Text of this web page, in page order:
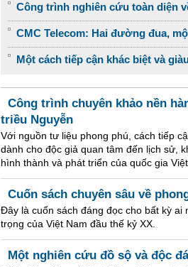
Công trình nghiên cứu toàn diện
CMC Telecom: Hai đường đua,
Một cách tiếp cận khác biệt và
Công trình chuyên khảo nền
triều Nguyễn
Với nguồn tư liệu phong phú, cách tiếp
dành cho độc giả quan tâm đến lịch sử,
hình thành và phát triển của quốc gia Việt
Cuốn sách chuyên sâu về
Đây là cuốn sách đáng đọc cho bất kỳ
trọng của Việt Nam đầu thế kỷ XX.
Một nghiên cứu đồ sộ và độc